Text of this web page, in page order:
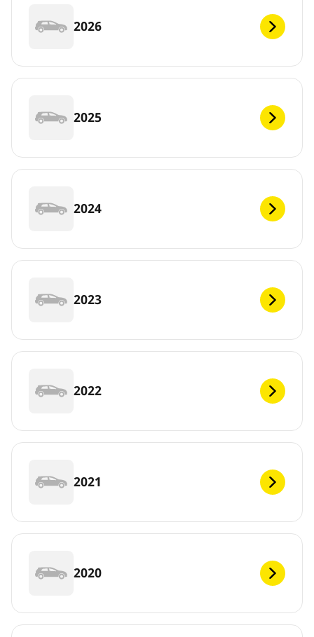
2026
2025
2024
2023
2022
2021
2020